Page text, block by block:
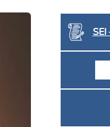
e formulários
Piso salarial Farmácias
Inscritos
– LGPD
Estética
Farmácia Hospitalar
Pesquisa Clínica
Saúde Pública e